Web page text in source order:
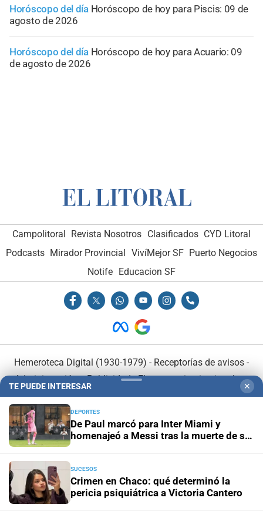
Horóscopo del día Horóscopo de hoy para Piscis: 09 de
agosto de 2026
Horóscopo del día Horóscopo de hoy para Acuario: 09
de agosto de 2026
Campolitoral Revista Nosotros Clasificados CYD Litoral
Podcasts Mirador Provincial VivíMejor SF Puerto Negocios
Notife
Educacion SF
Hemeroteca Digital (1930-1979) - Receptorías de avisos -
Administración y Publicidad-Elementos institucionales-
Opcionales con El Litoral-MediaKit
El Litoral es miembro de:
TE PUEDE INTERESAR ✕
DEPORTES
De Paul marcó para Inter Miami y
homenajeó a Messi tras la muerte de su
SUCESOS
Crimen en Chaco: qué determinó la
pericia psiquiátrica a Victoria Cantero